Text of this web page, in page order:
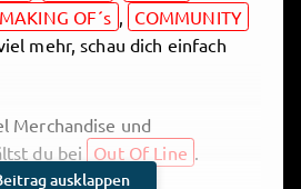
MAKING OF´s
COMMUNITY
mehr, schau dich einfach
Merchandise und
du bei Out Of Line
hier bei uns im
ausklappen